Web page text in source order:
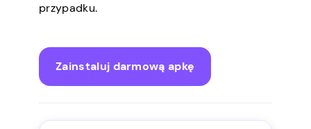
przypadku.
Zainstaluj darmową apkę